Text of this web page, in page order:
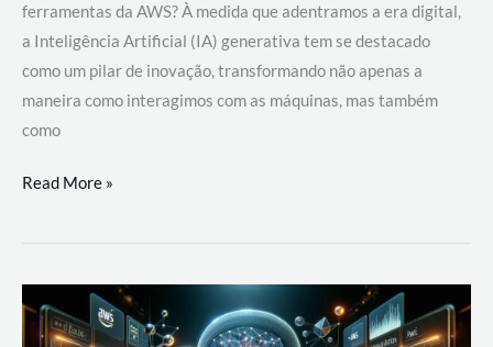
ferramentas da AWS? À medida que adentramos a era digital,
a Inteligência Artificial (IA) generativa tem se destacado
como um pilar de inovação, transformando não apenas a
maneira como interagimos com as máquinas, mas também
como
Desenvolvimento
um
com
AWS
Read More »